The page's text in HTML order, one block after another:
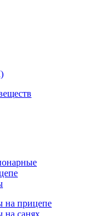
на прицепе
на санях